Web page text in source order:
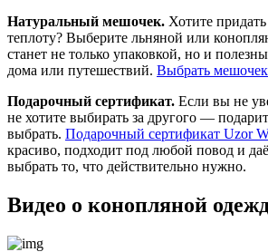
Натуральный мешочек. Хотите
теплоту? Выберите льняной или
станет не только упаковкой, но и
дома или путешествий. Выбрать мешочек
Подарочный сертификат. Если вы не
не хотите выбирать за другого —
выбрать. Подарочный сертификат Uzor
красиво, подходит под любой повод и
выбрать то, что действительно нужно.
Видео о конопляной